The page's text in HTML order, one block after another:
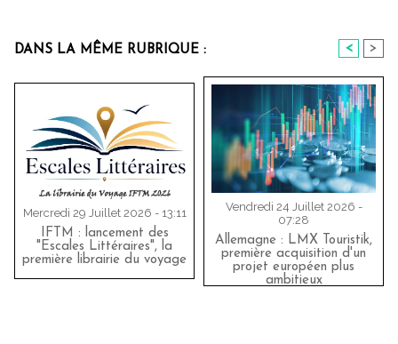
DANS LA MÊME RUBRIQUE : < >
Mercredi 29 Juillet 2026 - 13:11
IFTM : lancement des
"Escales Littéraires", la
première librairie du voyage
Vendredi 24 Juillet 2026 -
07:28
Allemagne : LMX Touristik,
première acquisition d'un
projet européen plus
ambitieux